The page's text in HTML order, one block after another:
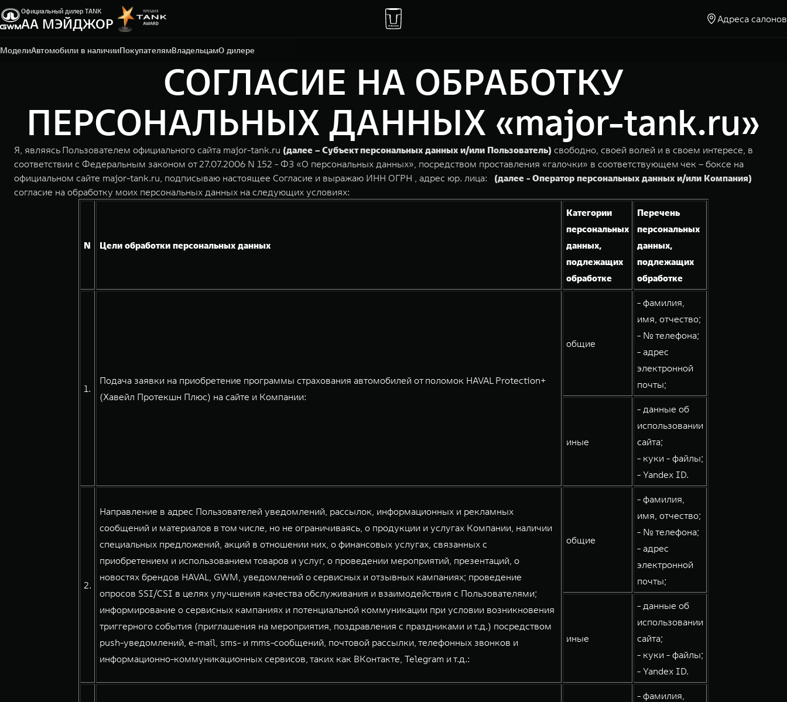
Официальный дилер TANK
АА МЭЙДЖОР Адреса салонов
МоделиАвтомобили в наличииПокупателямВладельцамО дилере
Москва, Новорижское шоссе, 9 км от МКАД
+7 (495) 225-15-75
Москва, 47 км МКАД, владение 1
СОГЛАСИЕ НА ОБРАБОТКУ
ПЕРСОНАЛЬНЫХ ДАННЫХ «major-tank.ru»
Я, являясь Пользователем официального сайта major-tank.ru (далее – Субъект персональных данных и/или Пользователь) свободно, своей волей и в своем интересе, в
соответствии с Федеральным законом от 27.07.2006 N 152 - ФЗ «О персональных данных», посредством проставления «галочки» в соответствующем чек – боксе на
официальном сайте major-tank.ru, подписываю настоящее Согласие и выражаю ИНН ОГРН , адрес юр. лица: (далее - Оператор персональных данных и/или Компания)
согласие на обработку моих персональных данных на следующих условиях:
N Цели обработки персональных данных
Категории
персональных
данных,
подлежащих
обработке
Перечень
персональных
данных,
подлежащих
обработке
1.
Подача заявки на приобретение программы страхования автомобилей от поломок HAVAL Protection+
(Хавейл Протекшн Плюс) на сайте и Компании:
общие
- фамилия,
имя, отчество;
- № телефона;
- адрес
электронной
почты;
иные
- данные об
использовании
сайта;
- куки - файлы;
- Yandex ID.
2.
Направление в адрес Пользователей уведомлений, рассылок, информационных и рекламных
сообщений и материалов в том числе, но не ограничиваясь, о продукции и услугах Компании, наличии
специальных предложений, акций в отношении них, о финансовых услугах, связанных с
приобретением и использованием товаров и услуг, о проведении мероприятий, презентаций, о
новостях брендов HAVAL, GWM, уведомлений о сервисных и отзывных кампаниях; проведение
опросов SSI/CSI в целях улучшения качества обслуживания и взаимодействия с Пользователями;
информирование о сервисных кампаниях и потенциальной коммуникации при условии возникновения
триггерного события (приглашения на мероприятия, поздравления с праздниками и т.д.) посредством
push-уведомлений, e-mail, sms- и mms-сообщений, почтовой рассылки, телефонных звонков и
информационно-коммуникационных сервисов, таких как ВКонтакте, Telegram и т.д.:
общие
- фамилия,
имя, отчество;
- № телефона;
- адрес
электронной
почты;
иные
- данные об
использовании
сайта;
- куки - файлы;
- Yandex ID.
- фамилия,